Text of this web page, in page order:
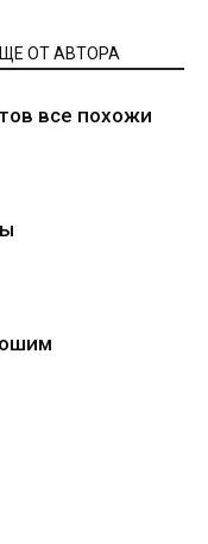
ОТ АВТОРА
все похожи